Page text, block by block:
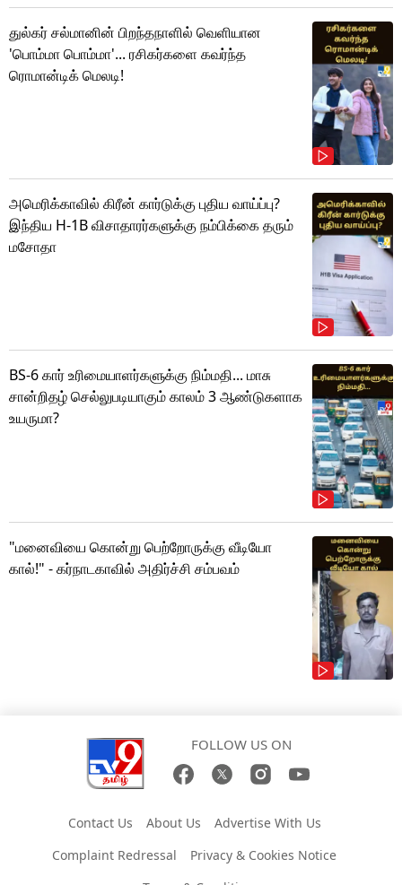
துல்கர் சல்மானின் பிறந்தநாளில் வெளியான
'பொம்மா பொம்மா'... ரசிகர்களை கவர்ந்த
ரொமான்டிக் மெலடி!
அமெரிக்காவில் கிரீன் கார்டுக்கு புதிய வாய்ப்பு?
இந்திய H-1B விசாதாரர்களுக்கு நம்பிக்கை தரும்
மசோதா
BS-6 கார் உரிமையாளர்களுக்கு நிம்மதி... மாசு
சான்றிதழ் செல்லுபடியாகும் காலம் 3 ஆண்டுகளாக
உயருமா?
"மனைவியை கொன்று பெற்றோருக்கு வீடியோ
கால்!" - கர்நாடகாவில் அதிர்ச்சி சம்பவம்
FOLLOW US ON
Contact Us About Us
Advertise With Us
Complaint Redressal
Privacy & Cookies Notice